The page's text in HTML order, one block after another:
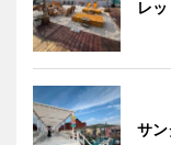
レ
サ